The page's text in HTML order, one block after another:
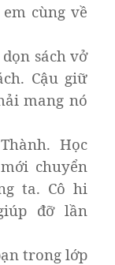
cùng về
sách vở
Cậu giữ
mang nó
Học
chuyển
ta. Cô hi
đỡ lần
trong lớp